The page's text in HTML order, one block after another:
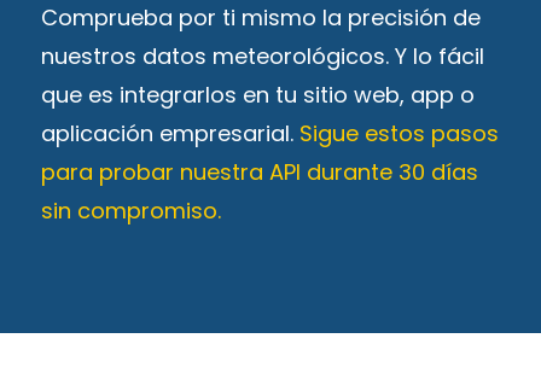
Comprueba por ti mismo la precisión de
nuestros datos meteorológicos. Y lo fácil
que es integrarlos en tu sitio web, app o
aplicación empresarial. Sigue estos pasos
para probar nuestra API durante 30 días
sin compromiso.